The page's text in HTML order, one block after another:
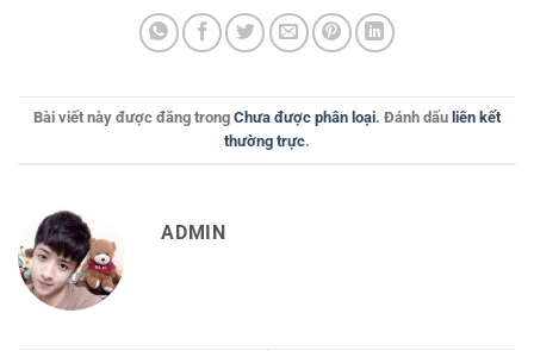
Bài viết này được đăng trong Chưa được phân loại. Đánh dấu liên kết
thường trực.
ADMIN